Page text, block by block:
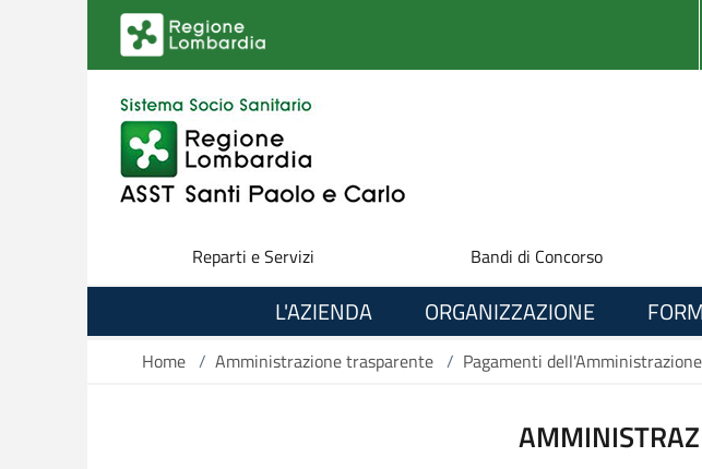
Salta al contenuto principale
Reparti e Servizi Bandi di Concorso
L'AZIENDA ORGANIZZAZIONE
Home / Amministrazione trasparente / Pagamenti dell'Amministrazione